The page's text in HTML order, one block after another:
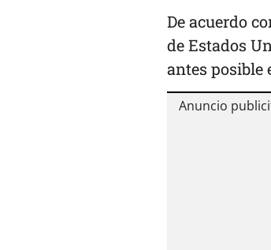
De acuerdo
de Estados
antes posible